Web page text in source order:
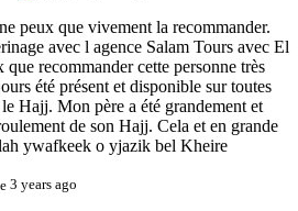
peux que vivement la recommander.
avec l agence Salam Tours avec El
recommander cette personne très
été présent et disponible sur toutes
Hajj. Mon père a été grandement et
de son Hajj. Cela et en grande
ywafkeek o yjazik bel Kheire
3 years ago